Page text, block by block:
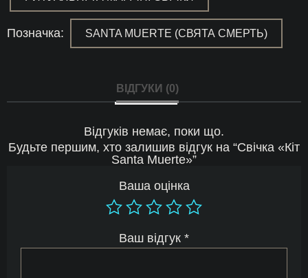
Позначка: SANTA MUERTE (СВЯТА СМЕРТЬ)
ВІДГУКИ (0)
Відгуків немає, поки що.
Будьте першим, хто залишив відгук на “Свічка «Кіт
Santa Muerte»”
Ваша оцінка
Ваш відгук *